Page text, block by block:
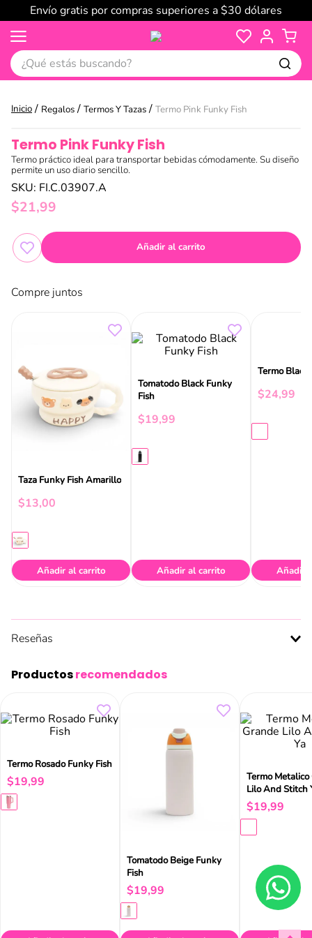
Envío gratis por compras superiores a $30 dólares
¿Qué estás buscando?
Regalos Termos Y Tazas Termo Pink Funky Fish
Termo Pink Funky Fish
Termo práctico ideal para transportar bebidas cómodamente. Su diseño
permite un uso diario sencillo.
SKU: FI.C.03907.A
$21,99
Añadir al carrito
Compre juntos
Taza Funky Fish Amarillo
$13,00
Añadir al carrito
Fish
Añadir al carrito
Termo Black
$24,99
Añadir
Reseñas
Productosrecomendados
$19,99
Tomatodo Beige Funky
Fish
$19,99
Termo
$19,99